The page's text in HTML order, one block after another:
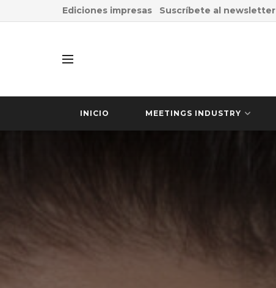
Ediciones impresas Suscríbete al newsletter
INICIO MEETINGS INDUSTRY